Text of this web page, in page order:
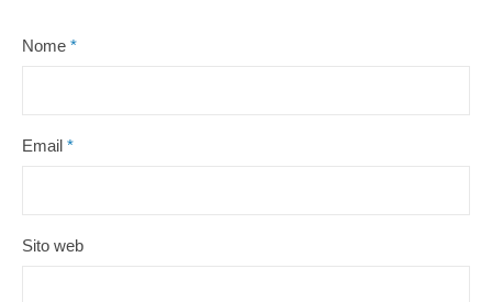
Nome *
Email *
Sito web